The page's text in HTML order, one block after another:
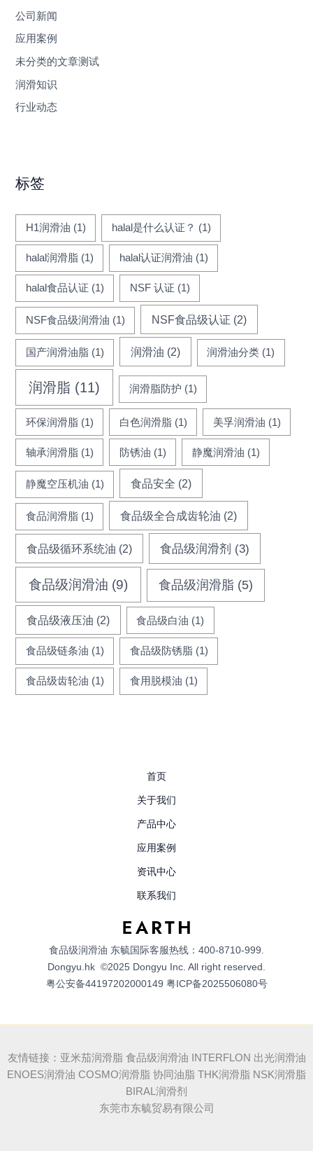
公司新闻
应用案例
未分类的文章测试
润滑知识
行业动态
标签
H1润滑油 (1) halal是什么认证？ (1)
halal润滑脂 (1) halal认证润滑油 (1)
halal食品认证 (1) NSF 认证 (1)
NSF食品级润滑油 (1) NSF食品级认证 (2)
国产润滑油脂 (1) 润滑油 (2) 润滑油分类 (1)
润滑脂 (11) 润滑脂防护 (1)
环保润滑脂 (1) 白色润滑脂 (1) 美孚润滑油 (1)
轴承润滑脂 (1) 防锈油 (1) 静魔润滑油 (1)
静魔空压机油 (1) 食品安全 (2)
食品润滑脂 (1) 食品级全合成齿轮油 (2)
食品级循环系统油 (2) 食品级润滑剂 (3)
食品级润滑油 (9) 食品级润滑脂 (5)
食品级液压油 (2) 食品级白油 (1)
食品级链条油 (1) 食品级防锈脂 (1)
食品级齿轮油 (1) 食用脱模油 (1)
首页
关于我们
产品中心
应用案例
资讯中心
联系我们
食品级润滑油 东毓国际客服热线：400-8710-999.
Dongyu.hk ©2025 Dongyu Inc. All right reserved.
粤公安备44197202000149 粤ICP备2025506080号
友情链接：亚米茄润滑脂 食品级润滑油 INTERFLON 出光润滑油
ENOES润滑油 COSMO润滑脂 协同油脂 THK润滑脂 NSK润滑脂
BIRAL润滑剂
东莞市东毓贸易有限公司